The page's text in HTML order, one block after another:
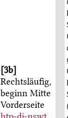
3b
Rechtsläufig,
beginn Mitte
Vorderseite